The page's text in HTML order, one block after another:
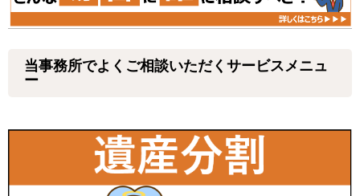
当事務所でよくご相談いただくサービスメニュ
ー